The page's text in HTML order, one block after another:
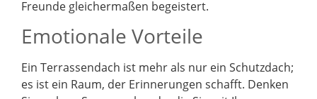
Freunde gleichermaßen begeistert.
Emotionale Vorteile
Ein Terrassendach ist mehr als nur ein Schutzdach;
es ist ein Raum, der Erinnerungen schafft. Denken